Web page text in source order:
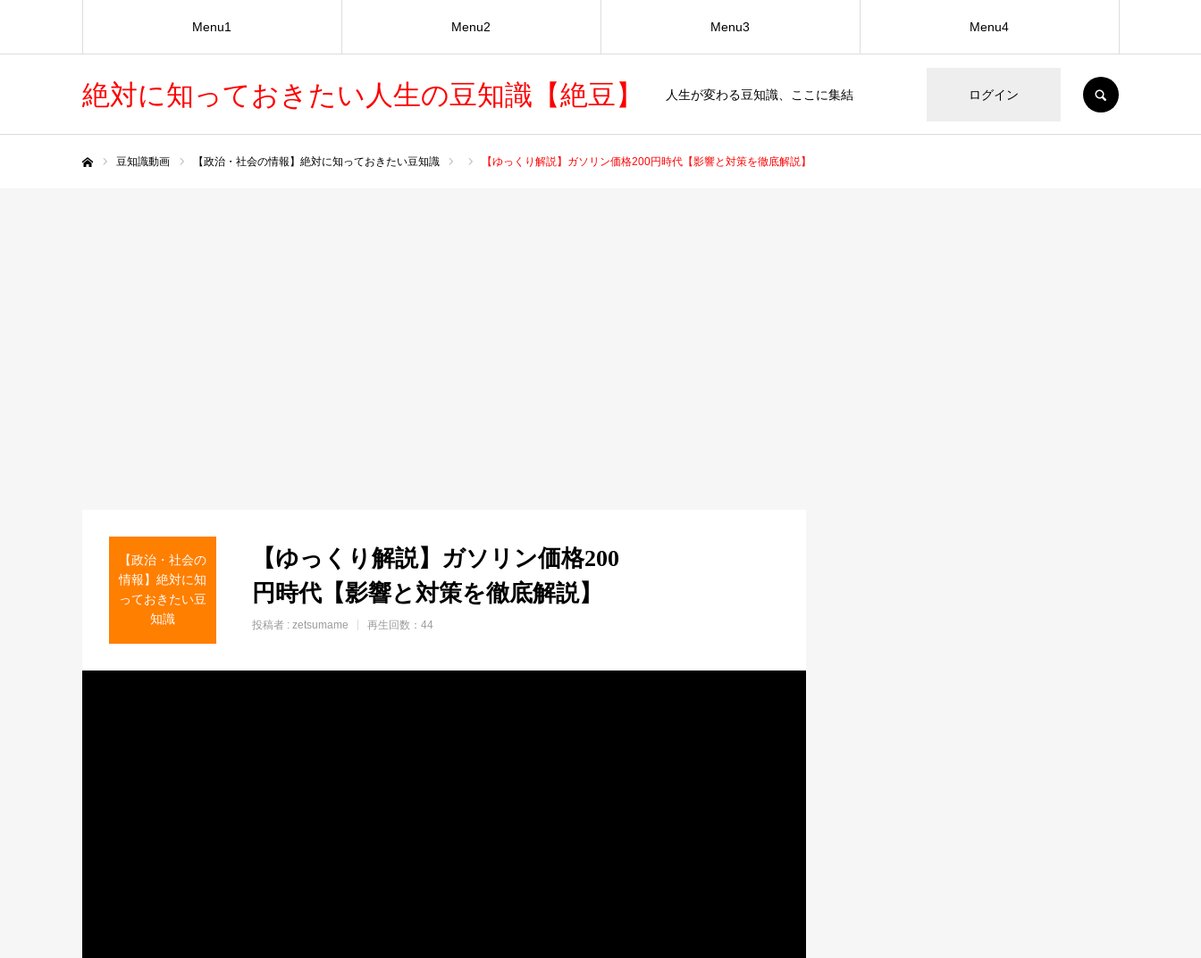
絶対に知っておきたい人生の豆知識【絶豆】 人生が変わる豆知識、ここに集結 ログイン
Menu1 Menu2 Menu3 Menu4
豆知識動画 【政治・社会の情報】絶対に知っておきたい豆知識 【ゆっくり解説】ガソリン価格200円時代【影響と対策を徹底解説】
【政治・社会の
情報】絶対に知
っておきたい豆
知識
【ゆっくり解説】ガソリン価格200
円時代【影響と対策を徹底解説】
投稿者 : zetsumame 再生回数：44